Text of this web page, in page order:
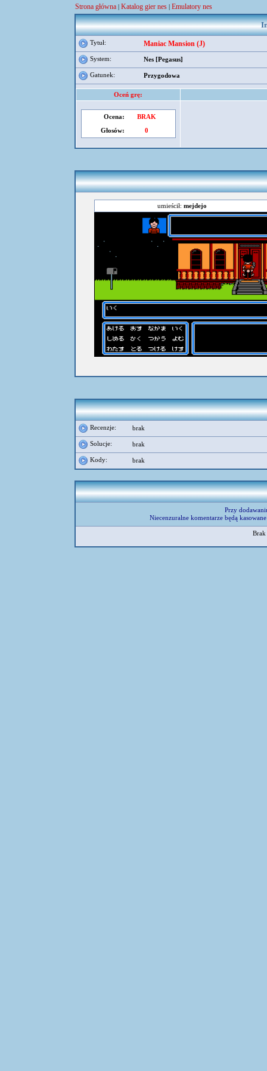
Strona główna | Katalog gier nes | Emulatory nes
Tytuł: Maniac Mansion (J)
System: Nes [Pegasus]
Gatunek: Przygodowa
Oceń grę:
Ocena:
BRAK
Głosów:
0
umieścił: mejdejo
Recenzje: brak
Solucje: brak
Kody: brak
Przy
Niecenzuralne komentarze będą